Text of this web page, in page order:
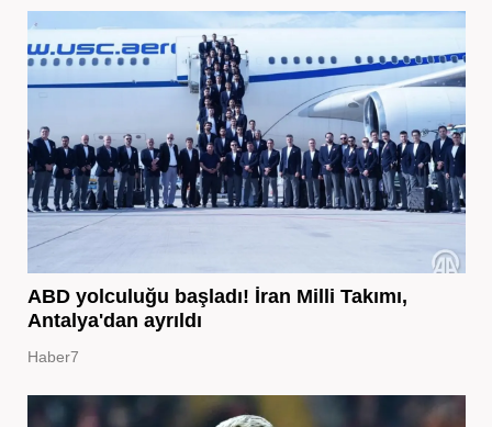
ABD yolculuğu başladı! İran Milli Takımı,
Antalya'dan ayrıldı
Haber7